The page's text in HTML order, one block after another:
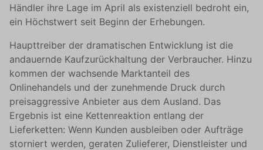
Händler ihre Lage im April als existenziell bedroht ein,
ein Höchstwert seit Beginn der Erhebungen.
Haupttreiber der dramatischen Entwicklung ist die
andauernde Kaufzurückhaltung der Verbraucher. Hinzu
kommen der wachsende Marktanteil des
Onlinehandels und der zunehmende Druck durch
preisaggressive Anbieter aus dem Ausland. Das
Ergebnis ist eine Kettenreaktion entlang der
Lieferketten: Wenn Kunden ausbleiben oder Aufträge
storniert werden, geraten Zulieferer, Dienstleister und